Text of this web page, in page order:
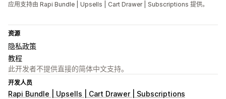
应用支持由 Rapi Bundle | Upsells | Cart Drawer | Subscriptions 提供。
资源
隐私政策
教程
此开发者不提供直接的简体中文支持。
开发人员
Rapi Bundle | Upsells | Cart Drawer | Subscriptions